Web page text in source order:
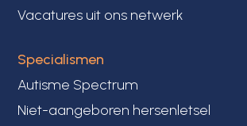
Vacatures uit ons netwerk
Specialismen
Autisme Spectrum
Niet-aangeboren hersenletsel